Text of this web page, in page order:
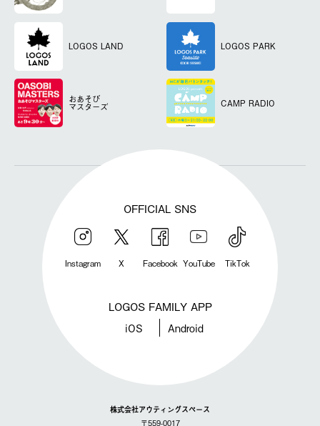
LOGOS LAND LOGOS PARK
おあそび
マスターズ CAMP RADIO
OFFICIAL SNS
Instagram X Facebook YouTube TikTok
LOGOS FAMILY APP
iOS Android
株式会社アウティングスペース
〒559-0017